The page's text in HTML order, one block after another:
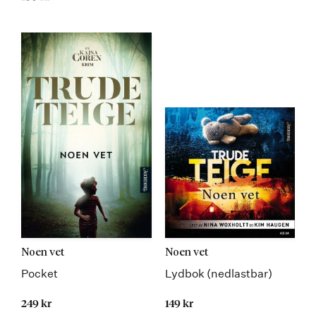
Noen vet
Pocket
249 kr
Noen vet
Lydbok (nedlastbar)
149 kr